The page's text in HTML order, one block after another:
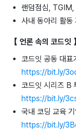
랜덤점심, TGIM,
사내 동아리 활동
【 언론 속의 코드잇 】
코드잇 공동 대표
https://bit.ly/
코드잇 시리즈 B
https://bit.ly/
국내 코딩 교육
https://bit.ly/